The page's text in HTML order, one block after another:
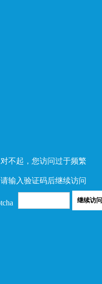
对不起，您访问过于频繁
请输入验证码后继续访问
继续访问